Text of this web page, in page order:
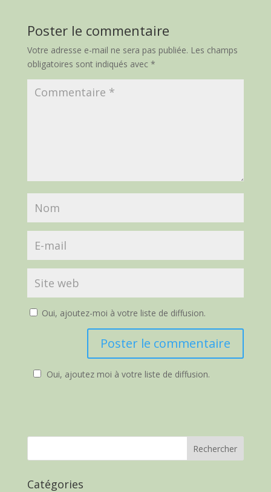
Poster le commentaire
Votre adresse e-mail ne sera pas publiée. Les champs
obligatoires sont indiqués avec *
Oui, ajoutez-moi à votre liste de diffusion.
Oui, ajoutez moi à votre liste de diffusion.
Catégories